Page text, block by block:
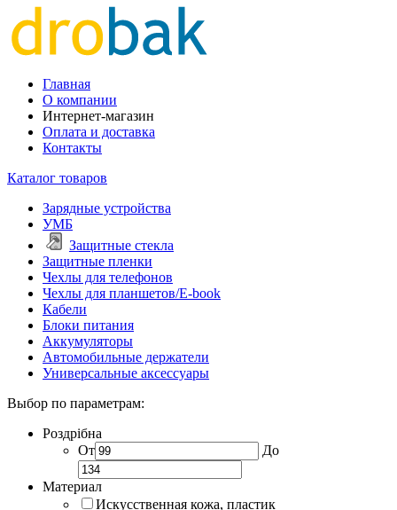
Главная
О компании
Интернет-магазин
Оплата и доставка
Контакты
Каталог товаров
Зарядные устройства
УМБ
Защитные стекла
Защитные пленки
Чехлы для телефонов
Чехлы для планшетов/E-book
Кабели
Блоки питания
Аккумуляторы
Автомобильные держатели
Универсальные аксессуары
Выбор по параметрам:
Роздрібна
От
До
Материал
Искусственная кожа, пластик